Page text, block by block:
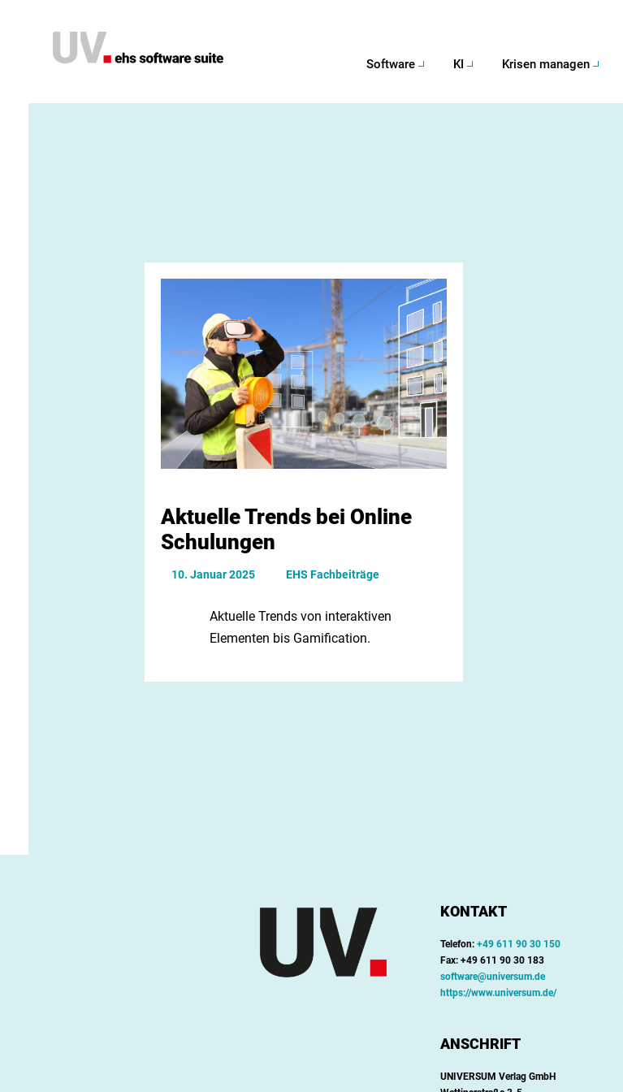
Software KI Krisen managen
Aktuelle Trends bei Online
Schulungen
10. Januar 2025 EHS Fachbeiträge
Aktuelle Trends von interaktiven
Elementen bis Gamification.
KONTAKT
Telefon: +49 611 90 30 150
Fax: +49 611 90 30 183
software@universum.de
https://www.universum.de/
ANSCHRIFT
UNIVERSUM Verlag GmbH
Krisen managen
E-Learnings
Service & Aktuelles